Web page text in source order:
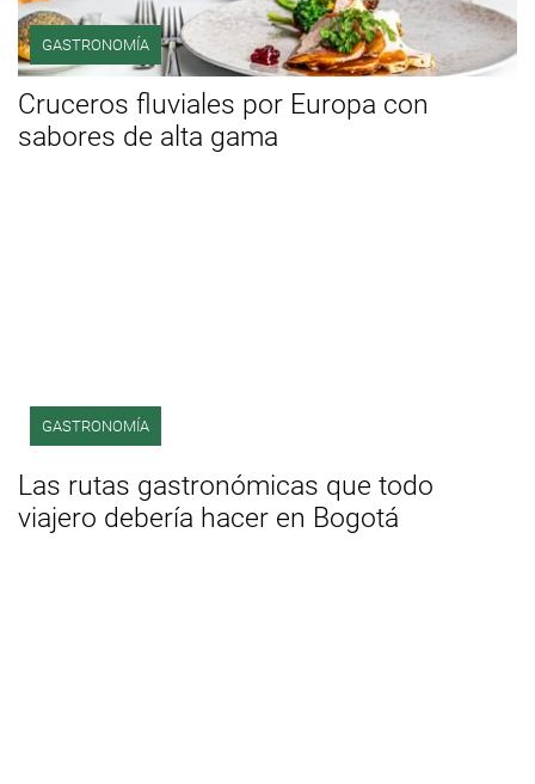
GASTRONOMÍA
Cruceros fluviales por Europa con
sabores de alta gama
GASTRONOMÍA
Las rutas gastronómicas que todo
viajero debería hacer en Bogotá